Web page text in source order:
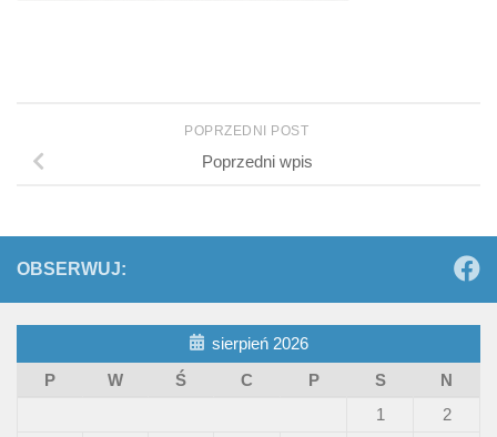
POPRZEDNI POST
Poprzedni wpis
OBSERWUJ:
sierpień 2026
P
W Ś C P S
N
1
2